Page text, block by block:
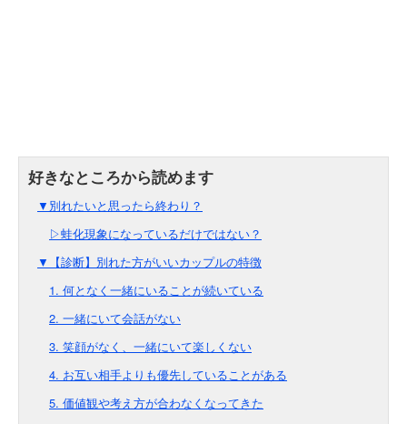
▼別れたいと思ったら終わり？
▷蛙化現象になっているだけではない？
▼【診断】別れた方がいいカップルの特徴
1. 何となく一緒にいることが続いている
2. 一緒にいて会話がない
3. 笑顔がなく、一緒にいて楽しくない
4. お互い相手よりも優先していることがある
5. 価値観や考え方が合わなくなってきた